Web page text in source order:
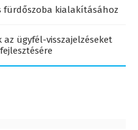
fürdőszoba kialakításához
ügyfél-visszajelzéseket